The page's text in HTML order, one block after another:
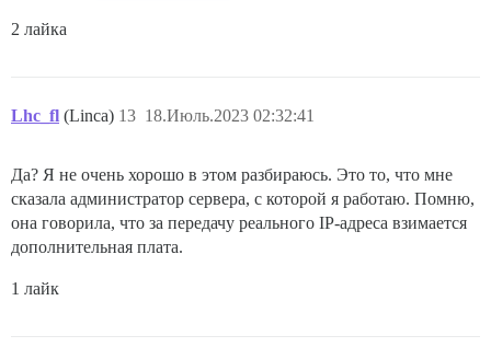
2 лайка
Lhc_fl (Linca) 18.Июль.2023 02:32:41
13
Да? Я не очень хорошо в этом разбираюсь. Это то, что мне
сказала администратор сервера, с которой я работаю. Помню,
она говорила, что за передачу реального IP-адреса взимается
дополнительная плата.
1 лайк